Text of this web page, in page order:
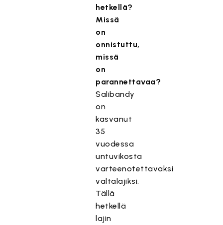
hetkellä?
Missä
on
onnistuttu,
missä
on
parannettavaa?
Salibandy
on
kasvanut
35
vuodessa
untuvikosta
varteenotettavaksi
valtalajiksi.
Tällä
hetkellä
lajin